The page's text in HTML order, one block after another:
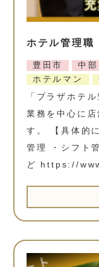
ホテル管理
豊田市 中部
ホテルマン
「プラザホテ
業務を中心に
す。 【具体的
管理 ・シフト
ど https://